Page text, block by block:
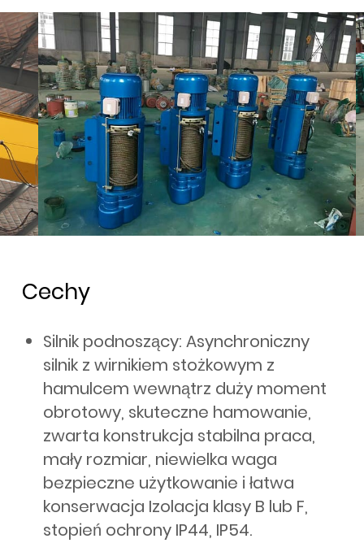
Cechy
Silnik podnoszący: Asynchroniczny
silnik z wirnikiem stożkowym z
hamulcem wewnątrz duży moment
obrotowy, skuteczne hamowanie,
zwarta konstrukcja stabilna praca,
mały rozmiar, niewielka waga
bezpieczne użytkowanie i łatwa
konserwacja Izolacja klasy B lub F,
stopień ochrony IP44, IP54.